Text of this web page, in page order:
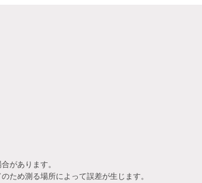
があります。
ため測る場所によって誤差が生じます。